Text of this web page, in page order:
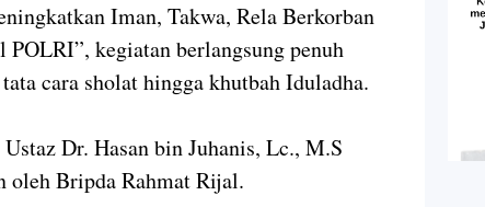
Iman, Takwa, Rela Berkorban
kegiatan berlangsung penuh
cara sholat hingga khutbah Iduladha.
Dr. Hasan bin Juhanis, Lc., M.S
oleh Bripda Rahmat Rijal.